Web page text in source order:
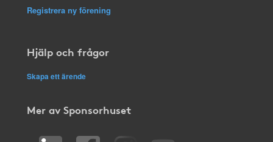
Registrera ny förening
Hjälp och frågor
Skapa ett ärende
Mer av Sponsorhuset